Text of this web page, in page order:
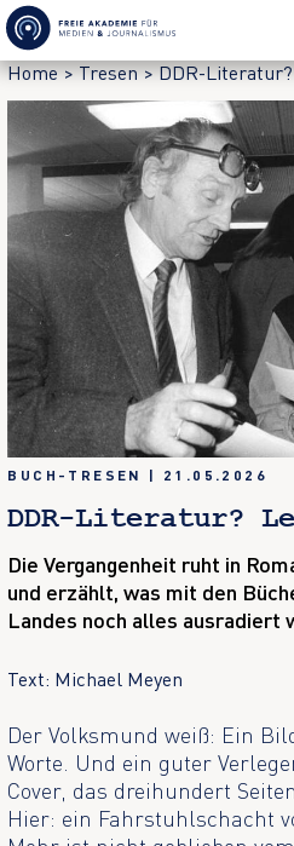
Home>Tresen>DDR-
BUCH-TRESEN | 21.05.2026
DDR-Literatur?
Die Vergangenheit ruht in
und erzählt, was mit den
Landes noch alles ausradiert
Text: Michael Meyen
Der Volksmund weiß: Ein
Worte. Und ein guter
Cover, das dreihundert
Hier: ein Fahrstuhlschacht